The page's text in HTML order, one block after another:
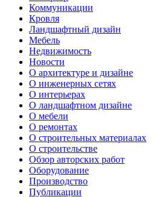
Коммуникации
Кровля
Ландшафтный дизайн
Мебель
Недвижимость
Новости
О архитектуре и дизайне
О инженерных сетях
О интерьерах
О ландшафтном дизайне
О мебели
О ремонтах
О строительных материалах
О строительстве
Обзор авторских работ
Оборудование
Производство
Публикации